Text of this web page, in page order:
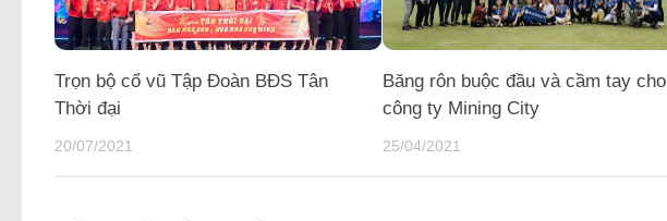
Trọn bộ cổ vũ Tập Đoàn BĐS Tân
Thời đại
20/07/2021
Băng rôn buộc đầu và cầm tay cho
công ty Mining City
25/04/2021